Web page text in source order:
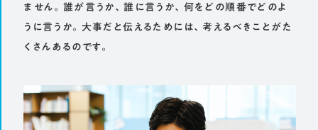
ません。誰が言うか、誰に言うか、何をどの順番でどのよ
うに言うか。大事だと伝えるためには、考えるべきことがた
くさんあるのです。